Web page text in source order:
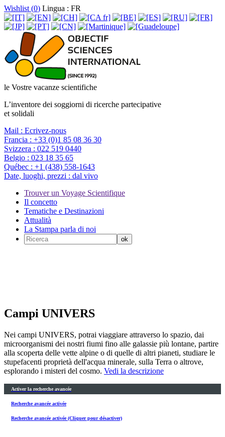
Wishlist (0) Lingua : FR
le Vostre vacanze scientifiche
L’inventore dei soggiorni di ricerche partecipative
et solidali
Mail : Ecrivez-nous
Francia : +33 (0)1 85 08 36 30
Svizzera : 022 519 0440
Belgio : 023 18 35 65
Québec : +1 (438) 558-1643
Date, luoghi, prezzi : dal vivo
Trouver un Voyage Scientifique
Il concetto
Tematiche e Destinazioni
Attualità
La Stampa parla di noi
Campi UNIVERS
Nei campi UNIVERS, potrai viaggiare attraverso lo spazio, dai
microorganismi dei nostri fiumi fino alle galassie più lontane, partire
alla scoperta delle vette alpine o di quelle di altri pianeti, studiare le
stupefacenti proprietà dell'acqua minerale, sulla Terra o altrove,
esplorando i misteri del cosmo. Vedi la descrizione
Activer la recherche avancée
Recherche avancée activée
Recherche avancée activée (Cliquer pour désactiver)